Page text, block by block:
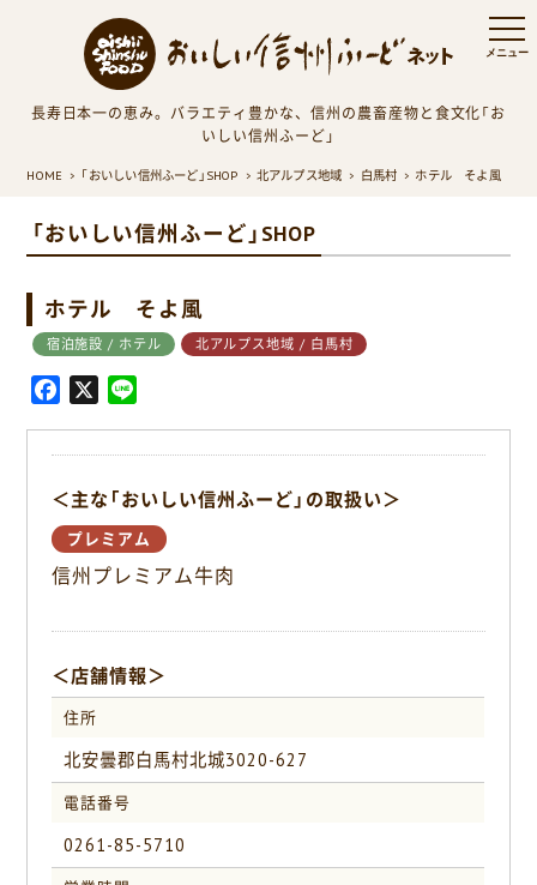
長寿日本一の恵み。バラエティ豊かな、信州の農畜産物と食文化「お
いしい信州ふーど」
HOME 「おいしい信州ふーど」SHOP 北アルプス地域 白馬村 ホテル そよ風
「おいしい信州ふーど」SHOP
ホテル そよ風
宿泊施設 / ホテル 北アルプス地域 / 白馬村
b
o
o
k
X
＜主な「おいしい信州ふーど」の取扱い＞
プレミアム
信州プレミアム牛肉
＜店舗情報＞
住所
北安曇郡白馬村北城3020-627
電話番号
0261-85-5710